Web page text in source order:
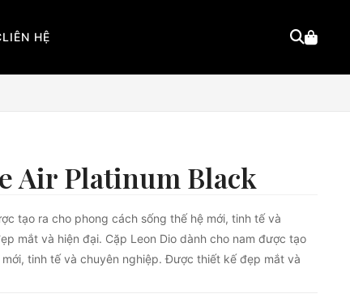
LIÊN HỆ
Air Platinum Black
tạo ra cho phong cách sống thế hệ mới, tinh tế và
mắt và hiện đại. Cặp Leon Dio dành cho nam được tạo
tinh tế và chuyên nghiệp. Được thiết kế đẹp mắt và